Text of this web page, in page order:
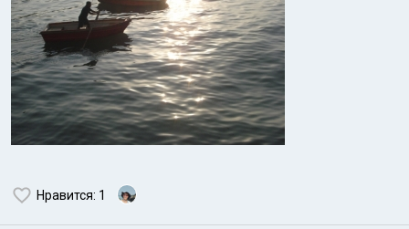
Нравится: 1